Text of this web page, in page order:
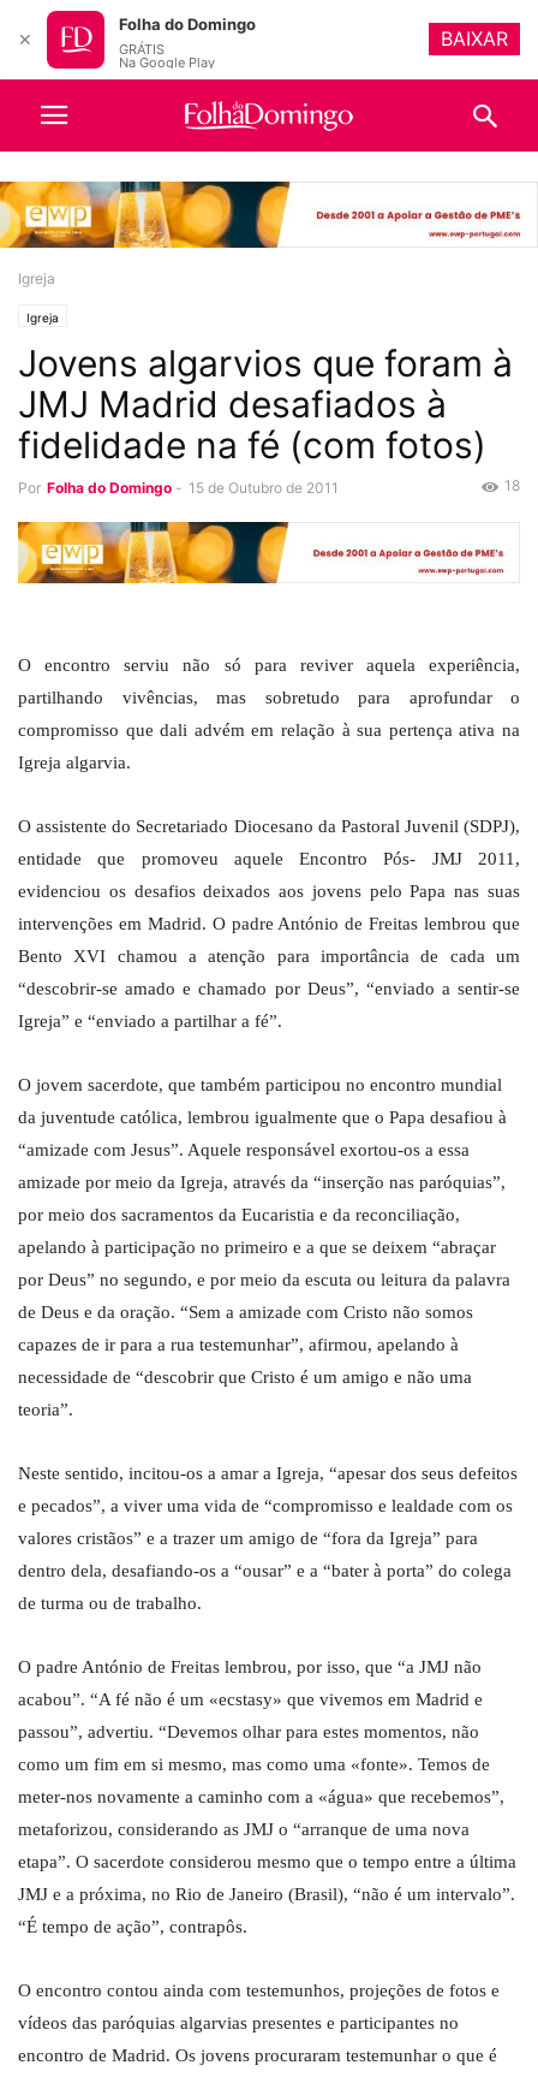
Igreja
Igreja
Jovens algarvios que foram à
JMJ Madrid desafiados à
fidelidade na fé (com fotos)
Por Folha do Domingo - 15 de Outubro de 2011 18
O encontro serviu não só para reviver aquela experiência,
partilhando vivências, mas sobretudo para aprofundar o
compromisso que dali advém em relação à sua pertença ativa na
Igreja algarvia.
O assistente do Secretariado Diocesano da Pastoral Juvenil (SDPJ),
entidade que promoveu aquele Encontro Pós- JMJ 2011,
evidenciou os desafios deixados aos jovens pelo Papa nas suas
intervenções em Madrid. O padre António de Freitas lembrou que
Bento XVI chamou a atenção para importância de cada um
“descobrir-se amado e chamado por Deus”, “enviado a sentir-se
Igreja” e “enviado a partilhar a fé”.
O jovem sacerdote, que também participou no encontro mundial
da juventude católica, lembrou igualmente que o Papa desafiou à
“amizade com Jesus”. Aquele responsável exortou-os a essa
amizade por meio da Igreja, através da “inserção nas paróquias”,
por meio dos sacramentos da Eucaristia e da reconciliação,
apelando à participação no primeiro e a que se deixem “abraçar
por Deus” no segundo, e por meio da escuta ou leitura da palavra
de Deus e da oração. “Sem a amizade com Cristo não somos
capazes de ir para a rua testemunhar”, afirmou, apelando à
necessidade de “descobrir que Cristo é um amigo e não uma
teoria”.
Neste sentido, incitou-os a amar a Igreja, “apesar dos seus defeitos
e pecados”, a viver uma vida de “compromisso e lealdade com os
valores cristãos” e a trazer um amigo de “fora da Igreja” para
dentro dela, desafiando-os a “ousar” e a “bater à porta” do colega
de turma ou de trabalho.
O padre António de Freitas lembrou, por isso, que “a JMJ não
acabou”. “A fé não é um «ecstasy» que vivemos em Madrid e
passou”, advertiu. “Devemos olhar para estes momentos, não
como um fim em si mesmo, mas como uma «fonte». Temos de
meter-nos novamente a caminho com a «água» que recebemos”,
metaforizou, considerando as JMJ o “arranque de uma nova
etapa”. O sacerdote considerou mesmo que o tempo entre a última
JMJ e a próxima, no Rio de Janeiro (Brasil), “não é um intervalo”.
“É tempo de ação”, contrapôs.
O encontro contou ainda com testemunhos, projeções de fotos e
vídeos das paróquias algarvias presentes e participantes no
encontro de Madrid. Os jovens procuraram testemunhar o que é
✕
Folha do Domingo
GRÁTIS
Na Google Play
BAIXAR